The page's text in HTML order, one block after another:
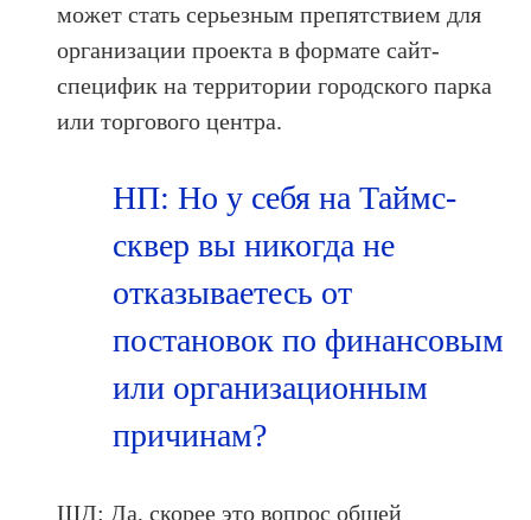
может стать серьезным препятствием для
организации проекта в формате сайт-
специфик на территории городского парка
или торгового центра.
НП: Но у себя на Таймс-
сквер вы никогда не
отказываетесь от
постановок по финансовым
или организационным
причинам?
ШД: Да, скорее это вопрос общей